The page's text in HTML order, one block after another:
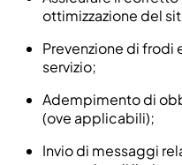
ottimizzazione del
Prevenzione di frodi
servizio;
Adempimento di
(ove applicabili);
Invio di messaggi